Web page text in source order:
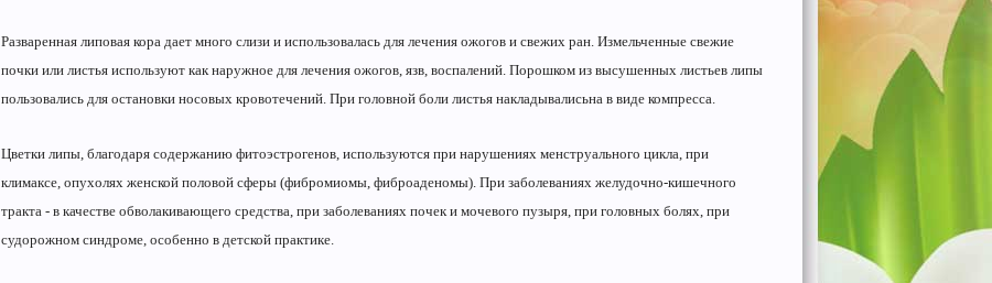
Разваренная липовая кора дает много слизи и использовалась для лечения ожогов и свежих ран. Измельченные свежие
почки или листья используют как наружное для лечения ожогов, язв, воспалений. Порошком из высушенных листьев липы
пользовались для остановки носовых кровотечений. При головной боли листья накладывалисьна в виде компресса.
Цветки липы, благодаря содержанию фитоэстрогенов, используются при нарушениях менструального цикла, при
климаксе, опухолях женской половой сферы (фибромиомы, фиброаденомы). При заболеваниях желудочно-кишечного
тракта - в качестве обволакивающего средства, при заболеваниях почек и мочевого пузыря, при головных болях, при
судорожном синдроме, особенно в детской практике.